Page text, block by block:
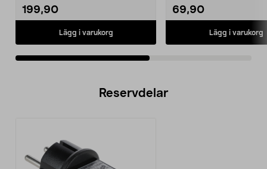
199,90
Lägg i varukorg
69,90
Lägg i varukorg
Reservdelar